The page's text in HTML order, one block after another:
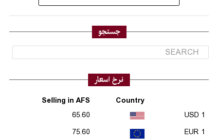
جستجو
نرخ اسعار
Country
Selling in AFS
1 USD
65.60
1 EUR
75.60